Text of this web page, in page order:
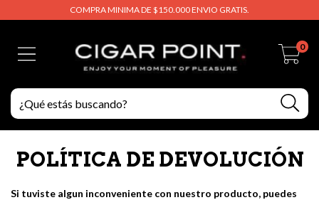
COMPRA MINIMA DE $150.000 ENVIO GRATIS.
0
POLÍTICA DE DEVOLUCIÓN
Si tuviste algun inconveniente con nuestro producto, puedes